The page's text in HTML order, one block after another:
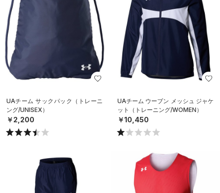
UAチーム サックパック（トレーニ
ング/UNISEX）
￥2,200
UAチーム ウーブン メッシュ ジャケ
ット（トレーニング/WOMEN）
￥10,450